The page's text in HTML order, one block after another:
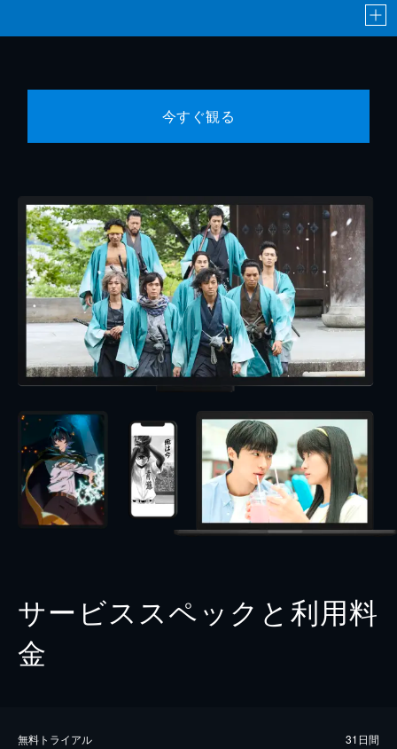
今すぐ観る
サービススペックと利用料
金
無料トライアル 31日間